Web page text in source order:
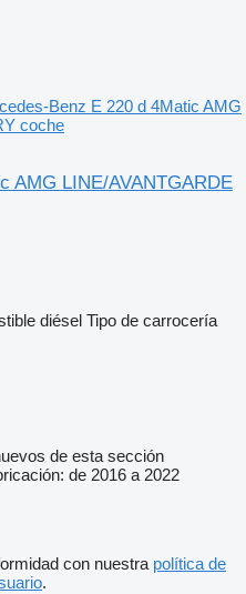
Benz E 220 d 4Matic AMG
coche
AMG LINE/AVANTGARDE
diésel Tipo de carrocería
de esta sección
de 2016 a 2022
con nuestra política de
.